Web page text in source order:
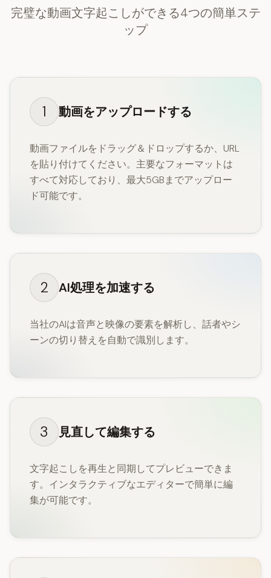
完璧な動画文字起こしができる4つの簡単ステ
ップ
1 動画をアップロードする
動画ファイルをドラッグ＆ドロップするか、URL
を貼り付けてください。主要なフォーマットは
すべて対応しており、最大5GBまでアップロー
ド可能です。
2 AI処理を加速する
当社のAIは音声と映像の要素を解析し、話者やシ
ーンの切り替えを自動で識別します。
3 見直して編集する
文字起こしを再生と同期してプレビューできま
す。インタラクティブなエディターで簡単に編
集が可能です。